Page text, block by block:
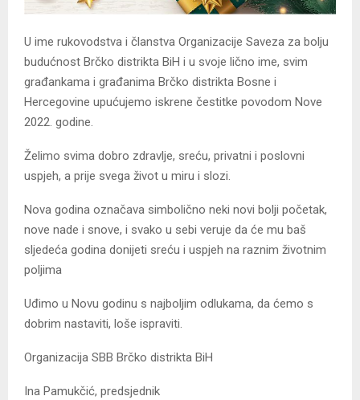
U ime rukovodstva i članstva Organizacije Saveza za bolju
budućnost Brčko distrikta BiH i u svoje lično ime, svim
građankama i građanima Brčko distrikta Bosne i
Hercegovine upućujemo iskrene čestitke povodom Nove
2022. godine.
Želimo svima dobro zdravlje, sreću, privatni i poslovni
uspjeh, a prije svega život u miru i slozi.
Nova godina označava simbolično neki novi bolji početak,
nove nade i snove, i svako u sebi veruje da će mu baš
sljedeća godina donijeti sreću i uspjeh na raznim životnim
poljima
Uđimo u Novu godinu s najboljim odlukama, da ćemo s
dobrim nastaviti, loše ispraviti.
Organizacija SBB Brčko distrikta BiH
Ina Pamukčić, predsjednik